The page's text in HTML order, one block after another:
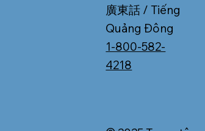
廣東話 / Tiếng
Quảng Đông
1-800-582-
4218